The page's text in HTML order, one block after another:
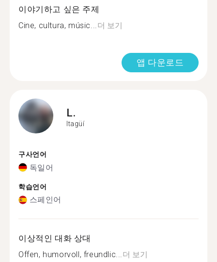
이야기하고 싶은 주제
Cine, cultura, músic...더 보기
앱 다운로드
L.
Itagüí
구사언어
독일어
학습언어
스페인어
이상적인 대화 상대
Offen, humorvoll, freundlic...더 보기